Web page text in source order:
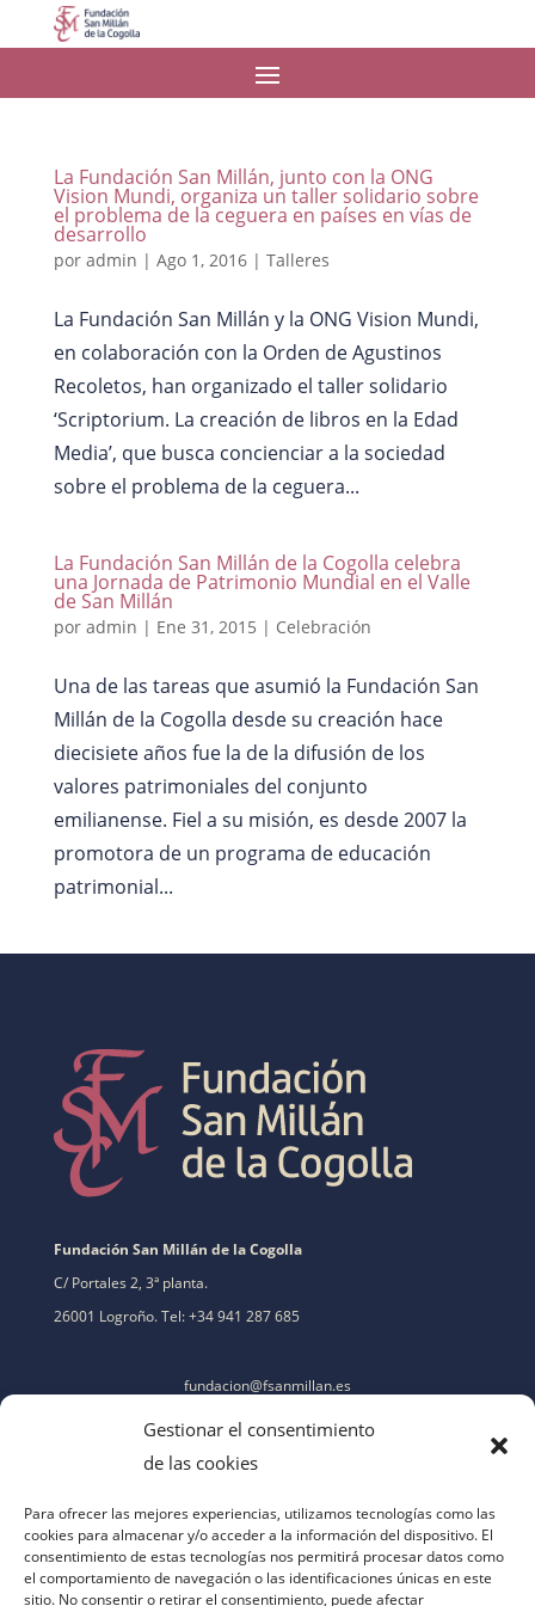
Gestionar el consentimiento
de las cookies
Para ofrecer las mejores experiencias, utilizamos tecnologías como las
cookies para almacenar y/o acceder a la información del dispositivo. El
consentimiento de estas tecnologías nos permitirá procesar datos como
el comportamiento de navegación o las identificaciones únicas en este
sitio. No consentir o retirar el consentimiento, puede afectar
La Fundación San Millán, junto con la ONG
Vision Mundi, organiza un taller solidario sobre
el problema de la ceguera en países en vías de
desarrollo
por admin | Ago 1, 2016| Talleres
La Fundación San Millán y la ONG Vision Mundi,
en colaboración con la Orden de Agustinos
Recoletos, han organizado el taller solidario
‘Scriptorium. La creación de libros en la Edad
Media’, que busca concienciar a la sociedad
sobre el problema de la ceguera...
La Fundación San Millán de la Cogolla celebra
una Jornada de Patrimonio Mundial en el Valle
de San Millán
por admin | Ene 31, 2015 | Celebración
Una de las tareas que asumió la Fundación San
Millán de la Cogolla desde su creación hace
diecisiete años fue la de la difusión de los
valores patrimoniales del conjunto
emilianense. Fiel a su misión, es desde 2007 la
promotora de un programa de educación
patrimonial...
Fundación San Millán de la Cogolla
C/ Portales 2, 3ª planta.
26001 Logroño. Tel: +34 941 287 685
fundacion@fsanmillan.es